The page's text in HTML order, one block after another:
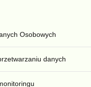
Osobowych
danych